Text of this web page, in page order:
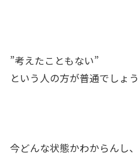
”考えたこともない”
という人の方が普通でしょう
今どんな状態かわからんし、